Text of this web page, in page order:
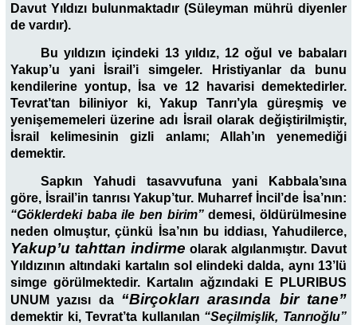
Davut Yıldızı bulunmaktadır (Süleyman mührü diyenler
de vardır).
Bu yıldızın içindeki 13 yıldız, 12 oğul ve babaları
Yakup’u yani İsrail’i simgeler. Hristiyanlar da bunu
kendilerine yontup, İsa ve 12 havarisi demektedirler.
Tevrat’tan biliniyor ki, Yakup Tanrı’yla güreşmiş ve
yenişememeleri üzerine adı İsrail olarak değiştirilmiştir,
İsrail kelimesinin gizli anlamı; Allah’ın yenemediği
demektir.
Sapkın Yahudi tasavvufuna yani Kabbala’sına
göre, İsrail’in tanrısı Yakup’tur. Muharref İncil’de İsa’nın:
“Göklerdeki baba ile ben birim”demesi, öldürülmesine
neden olmuştur, çünkü İsa’nın bu iddiası, Yahudilerce,
Yakup’u tahttan indirme olarak algılanmıştır. Davut
Yıldızının altındaki kartalın sol elindeki dalda, aynı 13’lü
simge görülmektedir. Kartalın ağzındaki E PLURIBUS
UNUM yazısı da
“Birçokları arasında bir tane”
demektir ki, Tevrat’ta kullanılan “Seçilmişlik, Tanrıoğlu”